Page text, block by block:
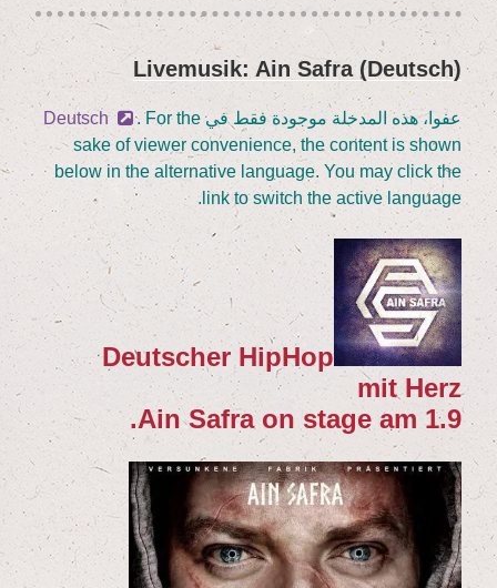
نُشر
(Deutsch) Live­mu­sik: Ain Safra
عفوا، هذه المدخلة موجودة فقط في Deutsch
. For the
sake of view­er con­ve­ni­ence, the con­tent is shown
below in the alter­na­ti­ve lan­guage. You may click the
link to switch the acti­ve language.
Deut­scher Hip­Hop
mit Herz
Ain Saf­raon stage am 1.9
.